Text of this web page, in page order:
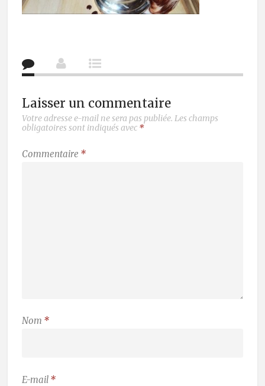
Laisser un commentaire
Votre adresse e-mail ne sera pas publiée. Les champs
obligatoires sont indiqués avec *
Commentaire *
Nom *
E-mail *